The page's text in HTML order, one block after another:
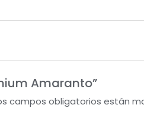
Amaranto”
campos obligatorios están